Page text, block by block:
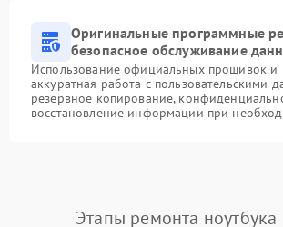
Оригинальные программные
безопасное обслуживание
Использование официальных прошивок и
аккуратная работа с пользовательскими
резервное копирование,
восстановление информации при
Этапы ремонта